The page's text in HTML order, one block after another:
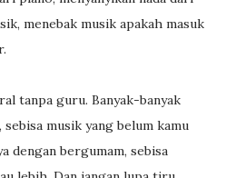
menebak musik apakah masuk
tanpa guru. Banyak-banyak
musik yang belum kamu
dengan bergumam, sebisa